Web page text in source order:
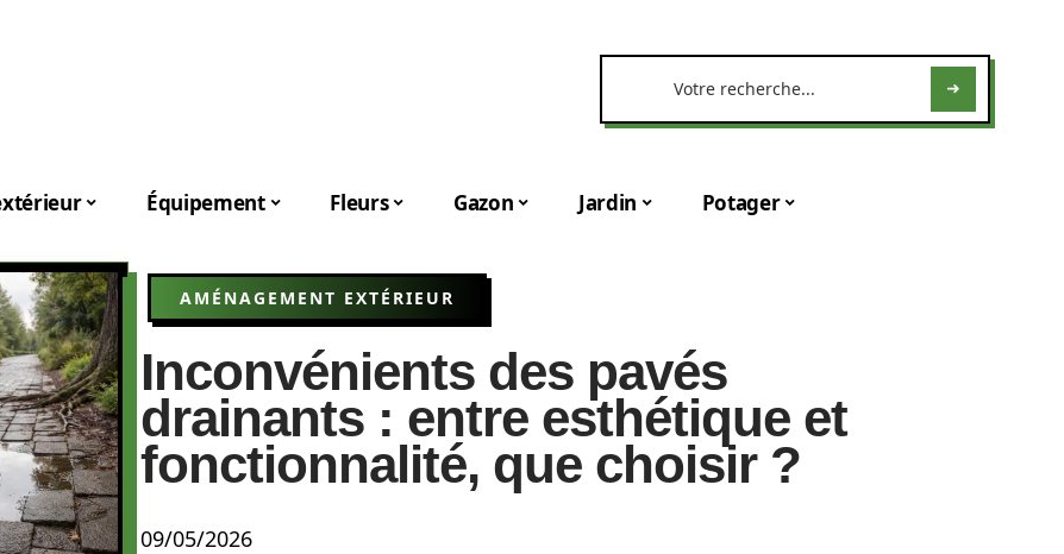
Équipement Fleurs Gazon Jardin Potager
AMÉNAGEMENT EXTÉRIEUR
Inconvénients des pavés
drainants : entre esthétique et
fonctionnalité, que choisir ?
09/05/2026